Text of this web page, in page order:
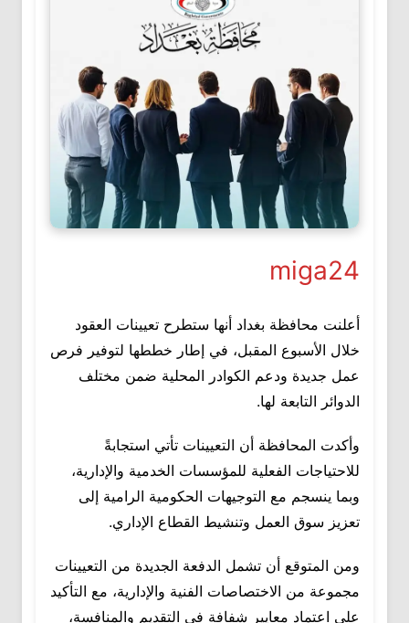
miga24
أعلنت محافظة بغداد أنها ستطرح تعيينات العقود
خلال الأسبوع المقبل، في إطار خططها لتوفير فرص
عمل جديدة ودعم الكوادر المحلية ضمن مختلف
الدوائر التابعة لها.
وأكدت المحافظة أن التعيينات تأتي استجابةً
للاحتياجات الفعلية للمؤسسات الخدمية والإدارية،
وبما ينسجم مع التوجيهات الحكومية الرامية إلى
تعزيز سوق العمل وتنشيط القطاع الإداري.
ومن المتوقع أن تشمل الدفعة الجديدة من التعيينات
مجموعة من الاختصاصات الفنية والإدارية، مع التأكيد
على اعتماد معايير شفافة في التقديم والمنافسة،